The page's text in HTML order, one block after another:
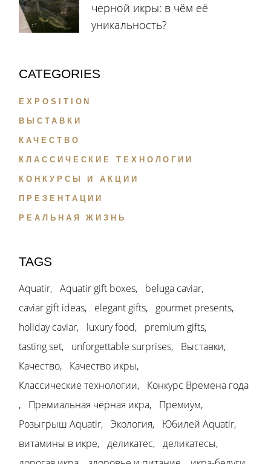
черной икры: в чём её
уникальность?
CATEGORIES
EXPOSITION
ВЫСТАВКИ
КАЧЕСТВО
КЛАССИЧЕСКИЕ ТЕХНОЛОГИИ
КОНКУРСЫ И АКЦИИ
ПРЕЗЕНТАЦИИ
РЕАЛЬНАЯ ЖИЗНЬ
TAGS
Aquatir Aquatir gift boxes
beluga caviar
caviar gift ideas
elegant gifts
gourmet presents
holiday caviar
luxury food
premium gifts
tasting set
unforgettable surprises
Выставки
Качество
Качество икры
Классические технологии
Конкурс Времена года
Премиальная чёрная икра
Премиум
Розыгрыш Aquatir
Экология
Юбилей Aquatir
витамины в икре
деликатес
деликатесы